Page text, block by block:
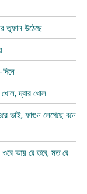
উঠেছে
দ্বার খোল
ফাগুন লেগেছে বনে
আয় রে তবে, মত রে